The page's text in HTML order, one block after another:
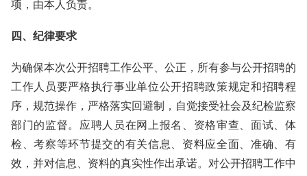
项，由本人负责。
四、纪律要求
为确保本次公开招聘工作公平、公正，所有参与公开招聘的
工作人员要严格执行事业单位公开招聘政策规定和招聘程
序，规范操作，严格落实回避制，自觉接受社会及纪检监察
部门的监督。应聘人员在网上报名、资格审查、面试、体
检、考察等环节提交的有关信息、资料应全面、准确、有
效，并对信息、资料的真实性作出承诺。对公开招聘工作中